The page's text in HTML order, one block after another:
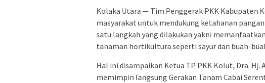
Kolaka Utara — Tim Penggerak PKK Kabupaten
masyarakat untuk mendukung ketahanan
satu langkah yang dilakukan yakni
tanaman hortikultura seperti sayur dan buah-
Hal ini disampaikan Ketua TP PKK Kolut, Dra. Hj.
memimpin langsung Gerakan Tanam Cabai